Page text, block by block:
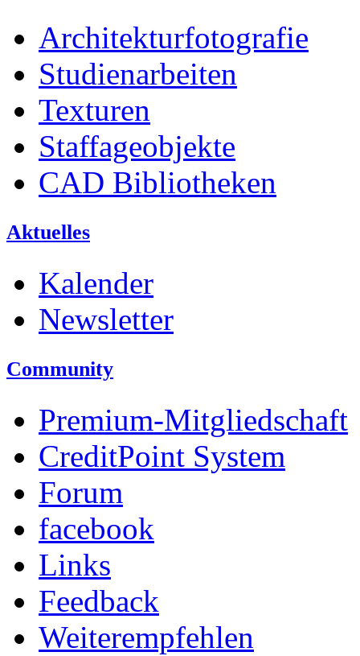
Architekturfotografie
Studienarbeiten
Texturen
Staffageobjekte
CAD Bibliotheken
Aktuelles
Kalender
Newsletter
Community
Premium-Mitgliedschaft
CreditPoint System
Forum
facebook
Links
Feedback
Weiterempfehlen